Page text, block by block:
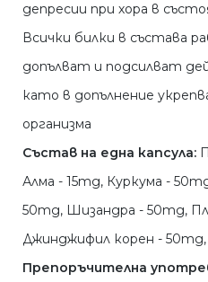
депресии при хора в
Всички билки в състава
допълват и подсилват
като в допълнение
организма
Състав на една капсула:
Алма - 15mg, Куркума -
50mg, Шизандра - 50mg,
Джинджифил корен -
Препоръчителна